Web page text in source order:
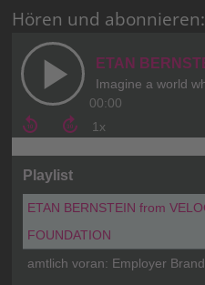
Hören und abonnieren: